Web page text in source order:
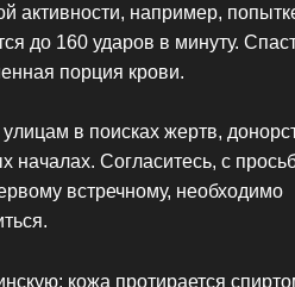
активности, например,
до 160 ударов в минуту.
порция крови.
в поисках жертв,
началах. Согласитесь, с
встречному, необходимо
кожа протирается